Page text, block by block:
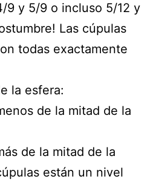
9 y 5/9 o incluso 5/12 y
Las cúpulas
todas exactamente
la esfera:
de la mitad de la
de la mitad de la
están un nivel